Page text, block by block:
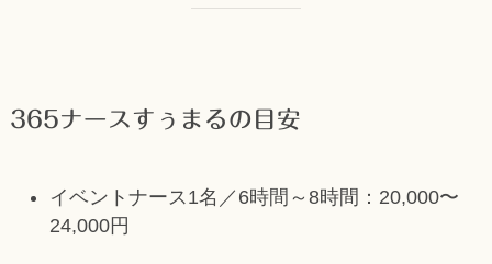
365ナースすぅまるの目安
イベントナース1名／6時間～8時間：20,000〜
24,000円